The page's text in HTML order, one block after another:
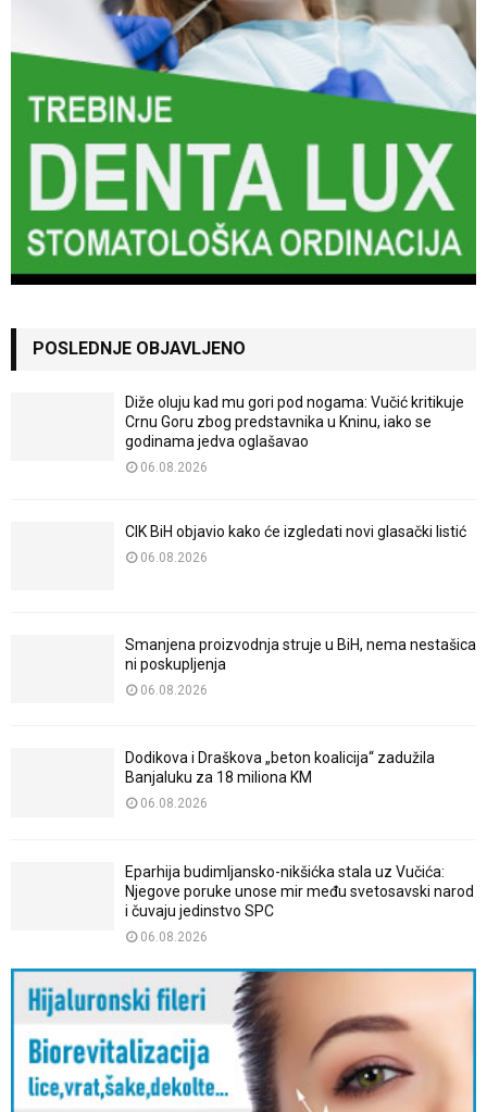
POSLEDNJE OBJAVLJENO
Diže oluju kad mu gori pod nogama: Vučić kritikuje
Crnu Goru zbog predstavnika u Kninu, iako se
godinama jedva oglašavao
06.08.2026
CIK BiH objavio kako će izgledati novi glasački listić
06.08.2026
Smanjena proizvodnja struje u BiH, nema nestašica
ni poskupljenja
06.08.2026
Dodikova i Draškova „beton koalicija“ zadužila
Banjaluku za 18 miliona KM
06.08.2026
Eparhija budimljansko-nikšićka stala uz Vučića:
Njegove poruke unose mir među svetosavski narod
i čuvaju jedinstvo SPC
06.08.2026